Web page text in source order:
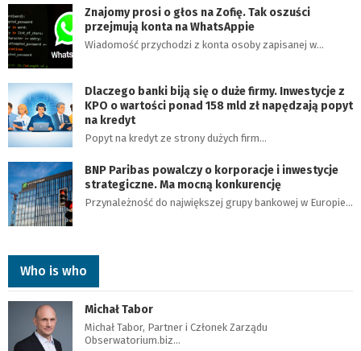
Znajomy prosi o głos na Zofię. Tak oszuści
przejmują konta na WhatsAppie
Wiadomość przychodzi z konta osoby zapisanej w…
Dlaczego banki biją się o duże firmy. Inwestycje z
KPO o wartości ponad 158 mld zł napędzają popyt
na kredyt
Popyt na kredyt ze strony dużych firm…
BNP Paribas powalczy o korporacje i inwestycje
strategiczne. Ma mocną konkurencję
Przynależność do największej grupy bankowej w Europie…
Who is who
Michał Tabor
Michał Tabor, Partner i Członek Zarządu
Obserwatorium.biz…